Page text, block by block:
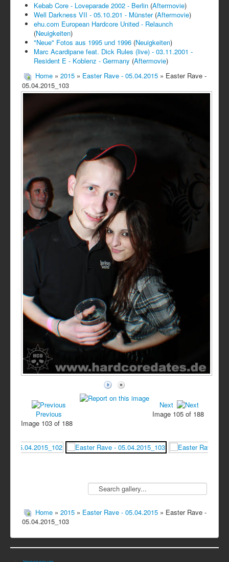
Kebab Core - Loveparade 2002 - Berlin (Aftermovie)
Well Darkness VII - 05.10.201 - Münster (Aftermovie)
ehu.com European Hardcore United - Relaunch
(Neuigkeiten)
"Neue" Fotos aus 1995 und 1996 (Neuigkeiten)
Marc Acardipane feat. Dick Rules (live) - 03.11.2001 -
Resident E - Koblenz - Germany (Aftermovie)
Home » 2015 » Easter Rave - 05.04.2015 » Easter Rave -
05.04.2015_103
Previous
Image 103 of 188
Next
Image 105 of 188
Home » 2015 » Easter Rave - 05.04.2015 » Easter Rave -
05.04.2015_103